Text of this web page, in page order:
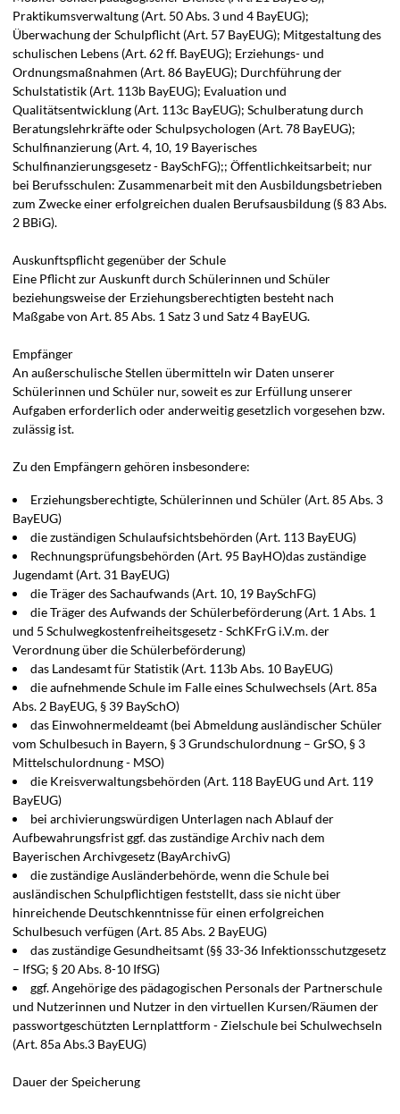
Praktikumsverwaltung (Art. 50 Abs. 3 und 4 BayEUG);
Überwachung der Schulpflicht (Art. 57 BayEUG); Mitgestaltung des
schulischen Lebens (Art. 62 ff. BayEUG); Erziehungs- und
Ordnungsmaßnahmen (Art. 86 BayEUG); Durchführung der
Schulstatistik (Art. 113b BayEUG); Evaluation und
Qualitätsentwicklung (Art. 113c BayEUG); Schulberatung durch
Beratungslehrkräfte oder Schulpsychologen (Art. 78 BayEUG);
Schulfinanzierung (Art. 4, 10, 19 Bayerisches
Schulfinanzierungsgesetz - BaySchFG);; Öffentlichkeitsarbeit; nur
bei Berufsschulen: Zusammenarbeit mit den Ausbildungsbetrieben
zum Zwecke einer erfolgreichen dualen Berufsausbildung (§ 83 Abs.
2 BBiG).
Auskunftspflicht gegenüber der Schule
Eine Pflicht zur Auskunft durch Schülerinnen und Schüler
beziehungsweise der Erziehungsberechtigten besteht nach
Maßgabe von Art. 85 Abs. 1 Satz 3 und Satz 4 BayEUG.
Empfänger
An außerschulische Stellen übermitteln wir Daten unserer
Schülerinnen und Schüler nur, soweit es zur Erfüllung unserer
Aufgaben erforderlich oder anderweitig gesetzlich vorgesehen bzw.
zulässig ist.
Zu den Empfängern gehören insbesondere:
Erziehungsberechtigte, Schülerinnen und Schüler (Art. 85 Abs. 3
BayEUG)
die zuständigen Schulaufsichtsbehörden (Art. 113 BayEUG)
Rechnungsprüfungsbehörden (Art. 95 BayHO)das zuständige
Jugendamt (Art. 31 BayEUG)
die Träger des Sachaufwands (Art. 10, 19 BaySchFG)
die Träger des Aufwands der Schülerbeförderung (Art. 1 Abs. 1
und 5 Schulwegkostenfreiheitsgesetz - SchKFrG i.V.m. der
Verordnung über die Schülerbeförderung)
das Landesamt für Statistik (Art. 113b Abs. 10 BayEUG)
die aufnehmende Schule im Falle eines Schulwechsels (Art. 85a
Abs. 2 BayEUG, § 39 BaySchO)
das Einwohnermeldeamt (bei Abmeldung ausländischer Schüler
vom Schulbesuch in Bayern, § 3 Grundschulordnung – GrSO, § 3
Mittelschulordnung - MSO)
die Kreisverwaltungsbehörden (Art. 118 BayEUG und Art. 119
BayEUG)
bei archivierungswürdigen Unterlagen nach Ablauf der
Aufbewahrungsfrist ggf. das zuständige Archiv nach dem
Bayerischen Archivgesetz (BayArchivG)
die zuständige Ausländerbehörde, wenn die Schule bei
ausländischen Schulpflichtigen feststellt, dass sie nicht über
hinreichende Deutschkenntnisse für einen erfolgreichen
Schulbesuch verfügen (Art. 85 Abs. 2 BayEUG)
das zuständige Gesundheitsamt (§§ 33-36 Infektionsschutzgesetz
– IfSG; § 20 Abs. 8-10 IfSG)
ggf. Angehörige des pädagogischen Personals der Partnerschule
und Nutzerinnen und Nutzer in den virtuellen Kursen/Räumen der
passwortgeschützten Lernplattform - Zielschule bei Schulwechseln
(Art. 85a Abs.3 BayEUG)
Dauer der Speicherung